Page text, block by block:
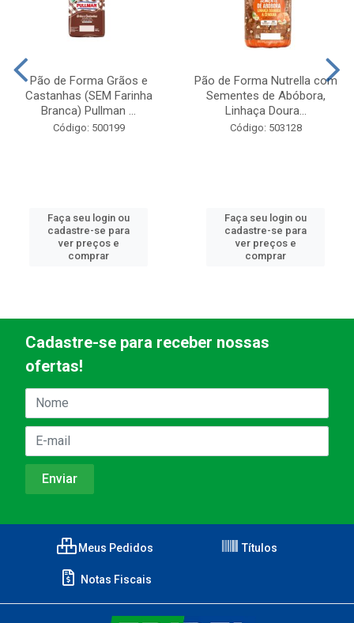
Pão de Forma Grãos e
Castanhas (SEM Farinha
Branca) Pullman ...
Código: 500199
Faça seu login ou
cadastre-se para
ver preços e
comprar
Pão de Forma Nutrella com
Sementes de Abóbora,
Linhaça Doura...
Código: 503128
Faça seu login ou
cadastre-se para
ver preços e
comprar
Cadastre-se para receber nossas
ofertas!
Meus Pedidos Títulos
Notas Fiscais